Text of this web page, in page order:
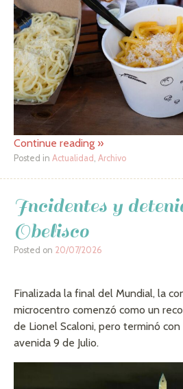
Continue reading »
Posted in Actualidad Archivo
Incidentes y
Obelisco
Posted on 20/07/2026
Finalizada la final del Mundial, la
microcentro comenzó como un
de Lionel Scaloni, pero terminó
avenida 9 de Julio.